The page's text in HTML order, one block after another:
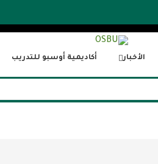
أكاديمية أوسبو للتدريب الأخبار